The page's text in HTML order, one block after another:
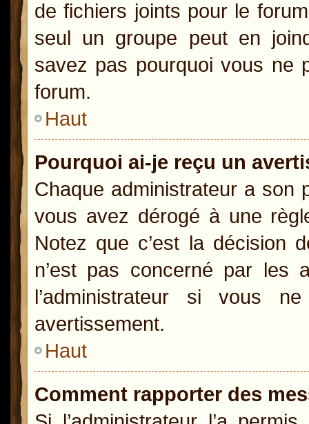
de fichiers joints pour le
seul un groupe peut en
savez pas pourquoi vous ne
forum.
Haut
Pourquoi ai-je reçu un
Chaque administrateur a son
vous avez dérogé à une
Notez que c’est la décision
n’est pas concerné par les
l’administrateur si vous
avertissement.
Haut
Comment rapporter des